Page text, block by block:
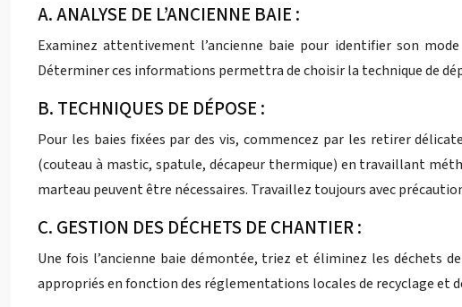
A. ANALYSE DE L’ANCIENNE BAIE :
Examinez attentivement l’ancienne baie pour identifier son
Déterminer ces informations permettra de choisir la technique de
B. TECHNIQUES DE DÉPOSE :
Pour les baies fixées par des vis, commencez par les retirer
(couteau à mastic, spatule, décapeur thermique) en travaillant
marteau peuvent être nécessaires. Travaillez toujours avec
C. GESTION DES DÉCHETS DE CHANTIER :
Une fois l’ancienne baie démontée, triez et éliminez les déchets
appropriés en fonction des réglementations locales de recyclage et